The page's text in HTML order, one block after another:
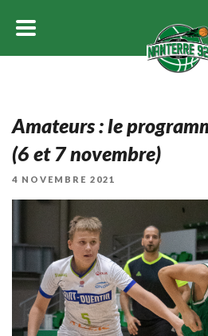
Amateurs : le
(6 et 7 novembre)
PUBLIÉ
4 NOVEMBRE 2021